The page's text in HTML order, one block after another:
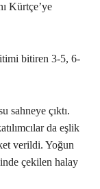
Kürtçe’ye
bitiren 3-5, 6-
sahneye çıktı.
da eşlik
verildi. Yoğun
çekilen halay